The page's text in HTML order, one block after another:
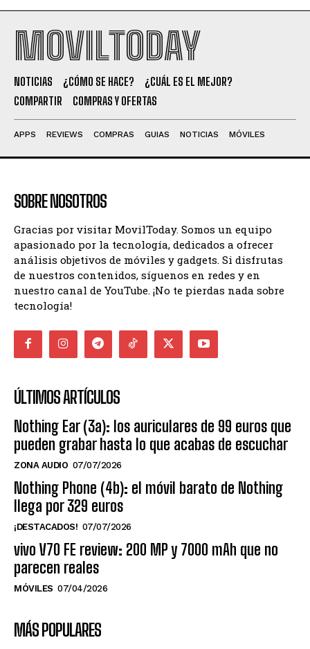
MOVILTODAY
NOTICIAS ¿CÓMO SE HACE?
¿CUÁL ES EL MEJOR?
COMPARTIR
COMPRAS Y OFERTAS
APPS REVIEWS COMPRAS GUIAS NOTICIAS MÓVILES
SOBRE NOSOTROS
Gracias por visitar MovilToday. Somos un equipo
apasionado por la tecnología, dedicados a ofrecer
análisis objetivos de móviles y gadgets. Si disfrutas
de nuestros contenidos, síguenos en redes y en
nuestro canal de YouTube. ¡No te pierdas nada sobre
tecnología!
ÚLTIMOS ARTÍCULOS
Nothing Ear (3a): los auriculares de 99 euros que
pueden grabar hasta lo que acabas de escuchar
ZONA AUDIO 07/07/2026
Nothing Phone (4b): el móvil barato de Nothing
llega por 329 euros
¡DESTACADOS! 07/07/2026
vivo V70 FE review: 200 MP y 7000 mAh que no
parecen reales
MÓVILES 07/04/2026
MÁS POPULARES